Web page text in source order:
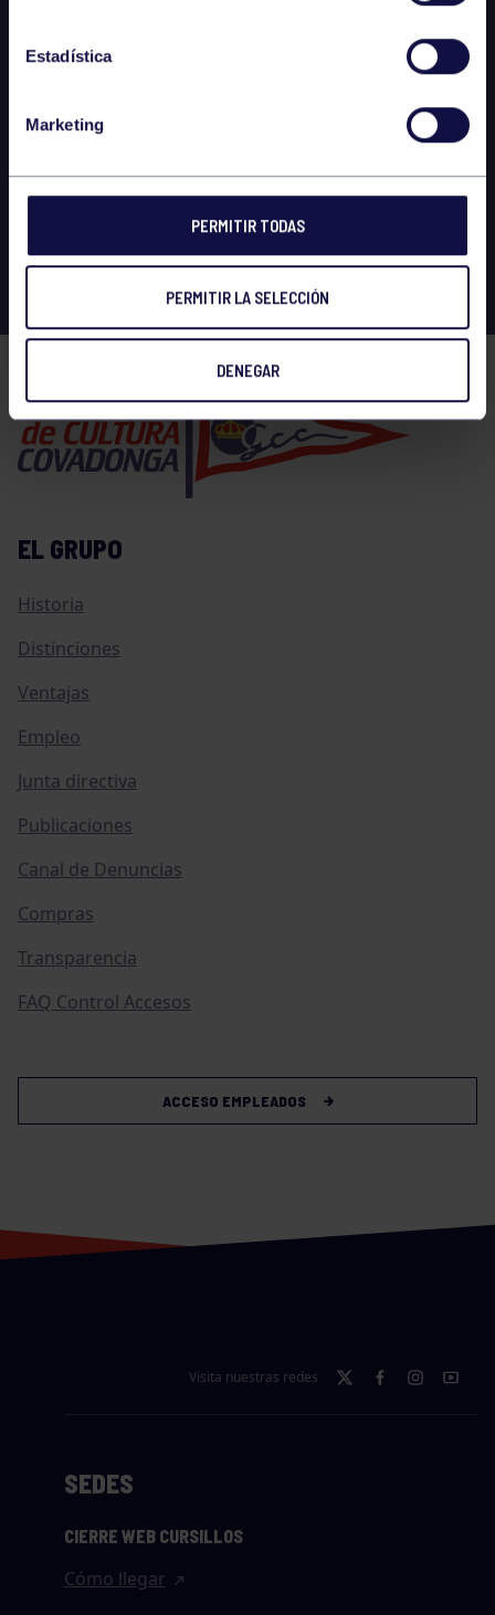
Estadística
Marketing
PERMITIR TODAS
PERMITIR LA SELECCIÓN
DENEGAR
EL GRUPO
Historia
Distinciones
Ventajas
Empleo
Junta directiva
Publicaciones
Canal de Denuncias
Compras
Transparencia
FAQ Control Accesos
ACCESO EMPLEADOS
Visita nuestras redes
SEDES
CIERRE WEB CURSILLOS
Cómo llegar